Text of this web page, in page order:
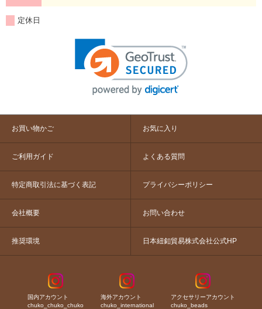
定休日
お買い物かご お気に入り
ご利用ガイド よくある質問
特定商取引法に基づく表記 プライバシーポリシー
会社概要 お問い合わせ
推奨環境 日本紐釦貿易株式会社公式HP
国内アカウント
chuko_chuko_chuko
海外アカウント
chuko_international
アクセサリーアカウント
chuko_beads